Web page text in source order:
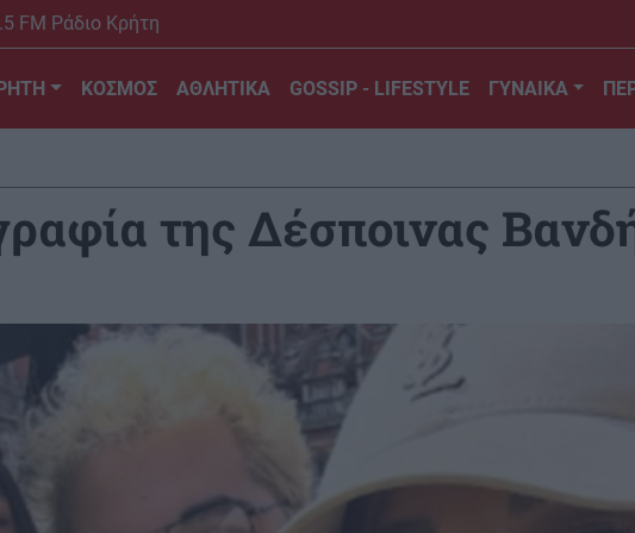
FM Ράδιο Κρήτη
ΚΟΣΜΟΣ ΑΘΛΗΤΙΚΑ GOSSIP - LIFESTYLE ΓΥΝΑΙΚΑ
της Δέσποινας